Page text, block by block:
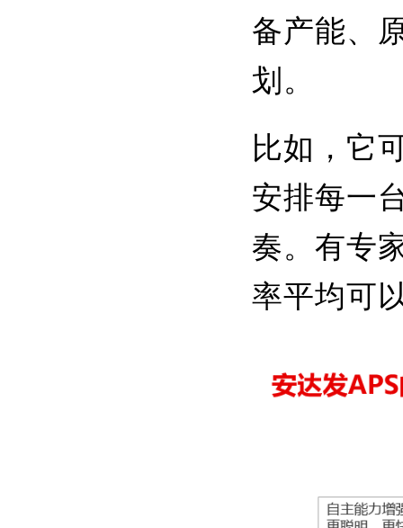
备产能、
划。
比如，它
安排每一
奏。有专
率平均可